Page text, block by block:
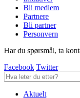
Bli medlem
Partnere
Bli partner
Personvern
Har du spørsmål, ta
Facebook Twitter
Aktuelt